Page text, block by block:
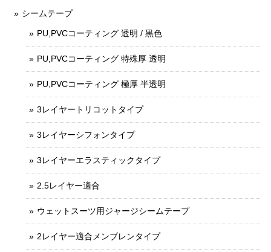
シームテープ
PU,PVCコーティング 透明 / 黒色
PU,PVCコーティング 特殊厚 透明
PU,PVCコーティング 極厚 半透明
3レイヤートリコットタイプ
3レイヤーシフォンタイプ
3レイヤーエラスティックタイプ
2.5レイヤー適合
ウェットスーツ用ジャージシームテープ
2レイヤー適合メンブレンタイプ